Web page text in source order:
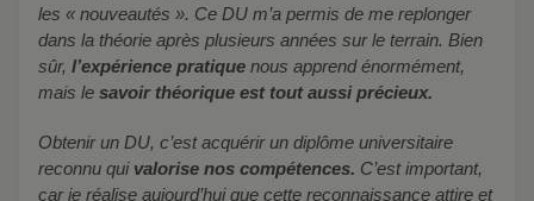
les « nouveautés ». Ce DU m’a permis de me replonger
dans la théorie après plusieurs années sur le terrain. Bien
sûr, l’expérience pratique nous apprend énormément,
mais le savoir théorique est tout aussi précieux.
Obtenir un DU, c’est acquérir un diplôme universitaire
reconnu qui valorise nos compétences. C’est important,
car je réalise aujourd’hui que cette reconnaissance attire et